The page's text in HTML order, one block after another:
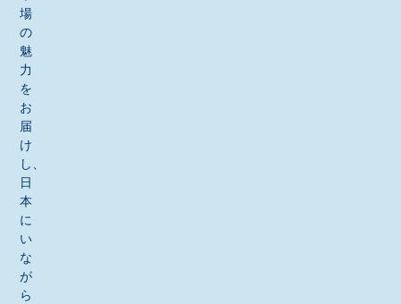
場
の
魅
力
を
お
届
け
し、
日
本
に
い
な
が
ら